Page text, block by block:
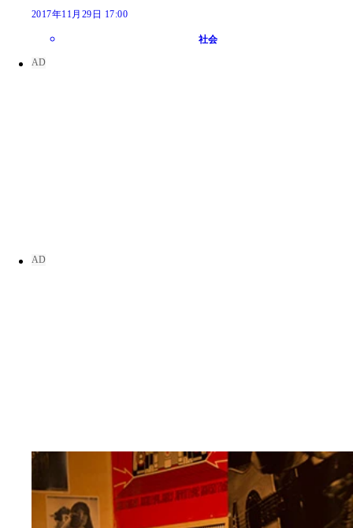
2017年11月29日 17:00
社会